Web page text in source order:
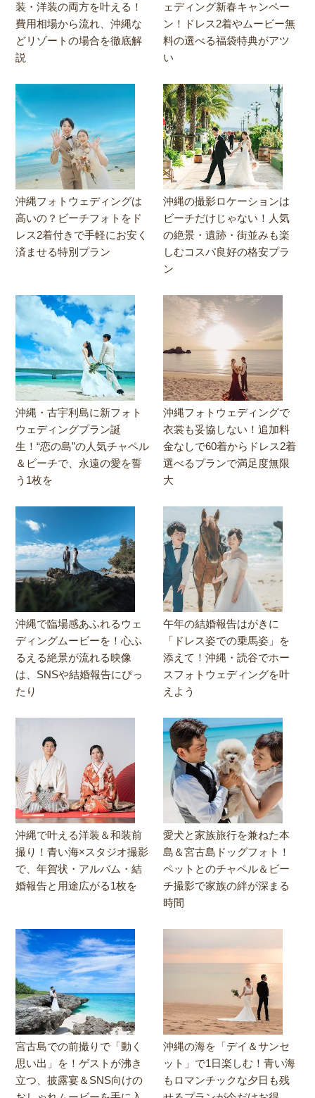
装・洋装の両方を叶える！
費用相場から流れ、沖縄な
どリゾートの場合を徹底解
説
ェディング新春キャンペー
ン！ドレス2着やムービー無
料の選べる福袋特典がアツ
い
沖縄フォトウェディングは
高いの？ビーチフォトをド
レス2着付きで手軽にお安く
済ませる特別プラン
沖縄の撮影ロケーションは
ビーチだけじゃない！人気
の絶景・遺跡・街並みも楽
しむコスパ良好の格安プラ
ン
沖縄・古宇利島に新フォト
ウェディングプラン誕
生！“恋の島”の人気チャペル
＆ビーチで、永遠の愛を誓
う1枚を
沖縄フォトウェディングで
衣裳も妥協しない！追加料
金なしで60着からドレス2着
選べるプランで満足度無限
大
沖縄で臨場感あふれるウェ
ディングムービーを！心ふ
るえる絶景が流れる映像
は、SNSや結婚報告にぴっ
たり
午年の結婚報告はがきに
「ドレス姿での乗馬姿」を
添えて！沖縄・読谷でホー
スフォトウェディングを叶
えよう
沖縄で叶える洋装＆和装前
撮り！青い海×スタジオ撮影
で、年賀状・アルバム・結
婚報告と用途広がる1枚を
愛犬と家族旅行を兼ねた本
島＆宮古島ドッグフォト！
ペットとのチャペル＆ビー
チ撮影で家族の絆が深まる
時間
宮古島での前撮りで「動く
思い出」を！ゲストが沸き
立つ、披露宴＆SNS向けの
沖縄の海を「デイ＆サンセ
ット」で1日楽しむ！青い海
もロマンチックな夕日も残